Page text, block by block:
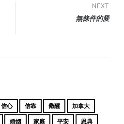
NEXT
無條件的愛
信心 信靠 儆醒 加拿大
婚姻 家庭 平安 恩典